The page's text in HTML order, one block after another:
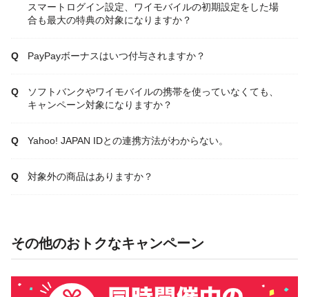
スマートログイン設定、ワイモバイルの初期設定をした場
合も最大の特典の対象になりますか？
PayPayボーナスはいつ付与されますか？
ソフトバンクやワイモバイルの携帯を使っていなくても、
キャンペーン対象になりますか？
Yahoo! JAPAN IDとの連携方法がわからない。
対象外の商品はありますか？
その他のおトクなキャンペーン